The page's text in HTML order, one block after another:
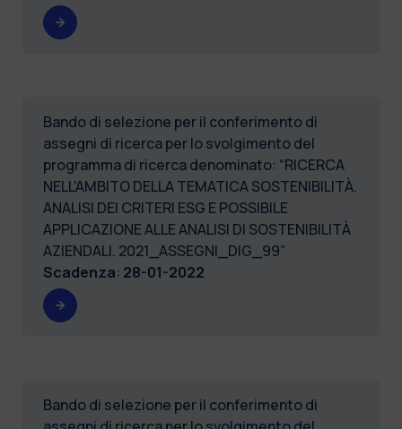
Bando di selezione per il conferimento di
assegni di ricerca per lo svolgimento del
programma di ricerca denominato: “RICERCA
NELL'AMBITO DELLA TEMATICA SOSTENIBILITÀ.
ANALISI DEI CRITERI ESG E POSSIBILE
APPLICAZIONE ALLE ANALISI DI SOSTENIBILITÀ
AZIENDALI. 2021_ASSEGNI_DIG_99”
Scadenza: 28-01-2022
Bando di selezione per il conferimento di